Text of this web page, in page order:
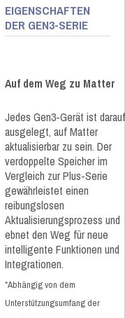
EIGENSCHAFTEN
DER GEN3-SERIE
Auf dem Weg zu Matter
Jedes Gen3-Gerät ist darauf
ausgelegt, auf Matter
aktualisierbar zu sein. Der
verdoppelte Speicher im
Vergleich zur Plus-Serie
gewährleistet einen
reibungslosen
Aktualisierungsprozess und
ebnet den Weg für neue
intelligente Funktionen und
Integrationen.
*Abhängig von dem
Unterstützungsumfang der